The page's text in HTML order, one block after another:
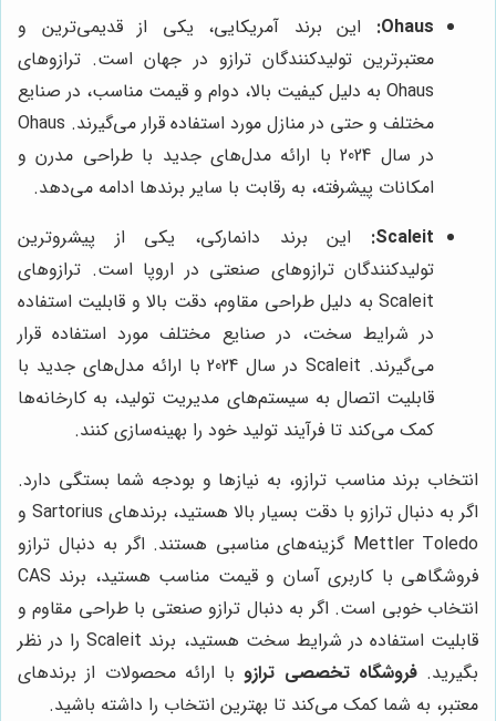
Ohaus:
این برند آمریکایی، یکی از قدیمی‌ترین و
معتبرترین تولیدکنندگان ترازو در جهان است. ترازوهای
Ohaus به دلیل کیفیت بالا، دوام و قیمت مناسب، در صنایع
مختلف و حتی در منازل مورد استفاده قرار می‌گیرند. Ohaus
در سال 2024 با ارائه مدل‌های جدید با طراحی مدرن و
امکانات پیشرفته، به رقابت با سایر برندها ادامه می‌دهد.
Scaleit:
این برند دانمارکی، یکی از پیشروترین
تولیدکنندگان ترازوهای صنعتی در اروپا است. ترازوهای
Scaleit به دلیل طراحی مقاوم، دقت بالا و قابلیت استفاده
در شرایط سخت، در صنایع مختلف مورد استفاده قرار
می‌گیرند. Scaleit در سال 2024 با ارائه مدل‌های جدید با
قابلیت اتصال به سیستم‌های مدیریت تولید، به کارخانه‌ها
کمک می‌کند تا فرآیند تولید خود را بهینه‌سازی کنند.
انتخاب برند مناسب ترازو، به نیازها و بودجه شما بستگی دارد.
اگر به دنبال ترازو با دقت بسیار بالا هستید، برندهای Sartorius و
Mettler Toledo گزینه‌های مناسبی هستند. اگر به دنبال ترازو
فروشگاهی با کاربری آسان و قیمت مناسب هستید، برند CAS
انتخاب خوبی است. اگر به دنبال ترازو صنعتی با طراحی مقاوم و
قابلیت استفاده در شرایط سخت هستید، برند Scaleit را در نظر
بگیرید.فروشگاه تخصصی ترازوبا ارائه محصولات از برندهای
معتبر، به شما کمک می‌کند تا بهترین انتخاب را داشته باشید.